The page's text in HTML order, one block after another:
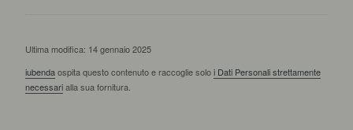
Ultima modifica: 14 gennaio 2025
iubendaospita questo contenuto e raccoglie soloi Dati Personali strettamente
necessarialla sua fornitura.